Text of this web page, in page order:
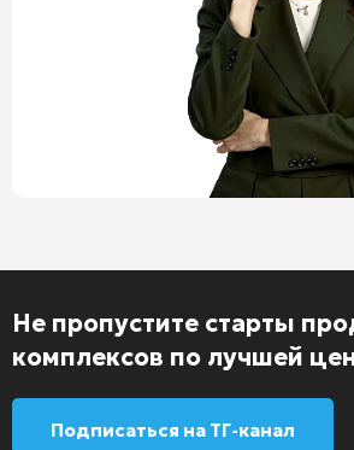
Не пропустите старты
комплексов по лучшей
Подписаться на ТГ-канал